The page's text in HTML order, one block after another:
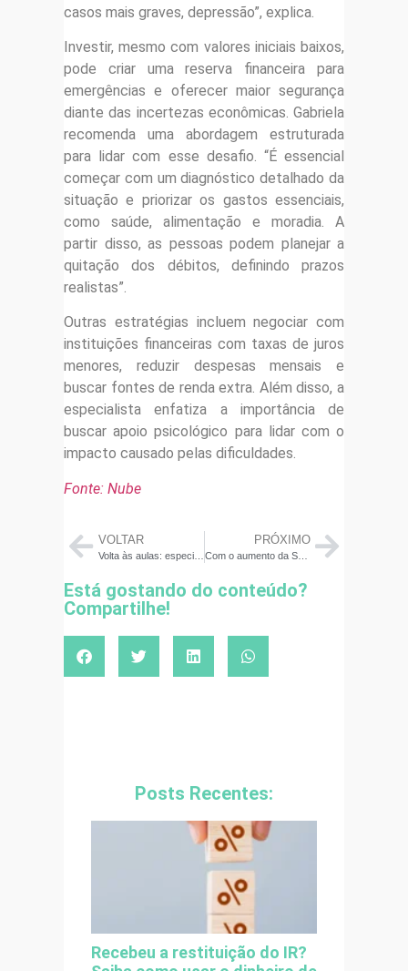
casos mais graves, depressão”, explica.
Investir, mesmo com valores iniciais baixos,
pode criar uma reserva financeira para
emergências e oferecer maior segurança
diante das incertezas econômicas. Gabriela
recomenda uma abordagem estruturada
para lidar com esse desafio. “É essencial
começar com um diagnóstico detalhado da
situação e priorizar os gastos essenciais,
como saúde, alimentação e moradia. A
partir disso, as pessoas podem planejar a
quitação dos débitos, definindo prazos
realistas”.
Outras estratégias incluem negociar com
instituições financeiras com taxas de juros
menores, reduzir despesas mensais e
buscar fontes de renda extra. Além disso, a
especialista enfatiza a importância de
buscar apoio psicológico para lidar com o
impacto causado pelas dificuldades.
Fonte: Nube
VOLTAR
Volta às aulas: especialista dá dicas para economizar na compra do material escolar
PRÓXIMO
Com o aumento da Selic para 13,25%, especialista alerta: antecipar parcelas é um erro financeiro
Está gostando do conteúdo?
Compartilhe!
Posts Recentes:
Recebeu a restituição do IR?